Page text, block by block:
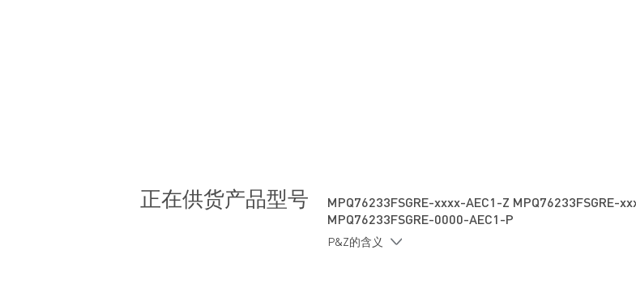
正在供货产品型号
MPQ76233FSGRE-xxxx-AEC1-Z MPQ76233FSGRE-
MPQ76233FSGRE-0000-AEC1-P
P&Z的含义